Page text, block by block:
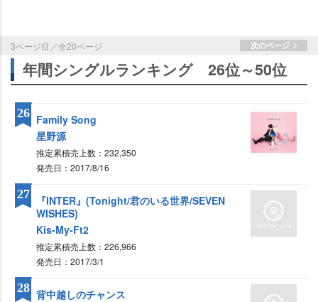
3ページ目／全20ページ 次のページ
年間シングルランキング 26位～50位
Family Song
星野源
推定累積売上数：232,350
発売日：2017/8/16
26
『INTER』(Tonight/君のいる世界/SEVEN
WISHES)
Kis-My-Ft2
推定累積売上数：226,966
発売日：2017/3/1
27
背中越しのチャンス
28